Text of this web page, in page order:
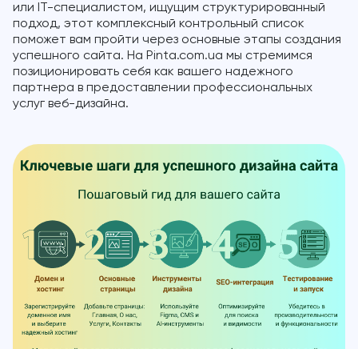
или IT-специалистом, ищущим структурированный
подход, этот комплексный контрольный список
поможет вам пройти через основные этапы создания
успешного сайта. На Pinta.com.ua мы стремимся
позиционировать себя как вашего надежного
партнера в предоставлении профессиональных
услуг веб-дизайна.